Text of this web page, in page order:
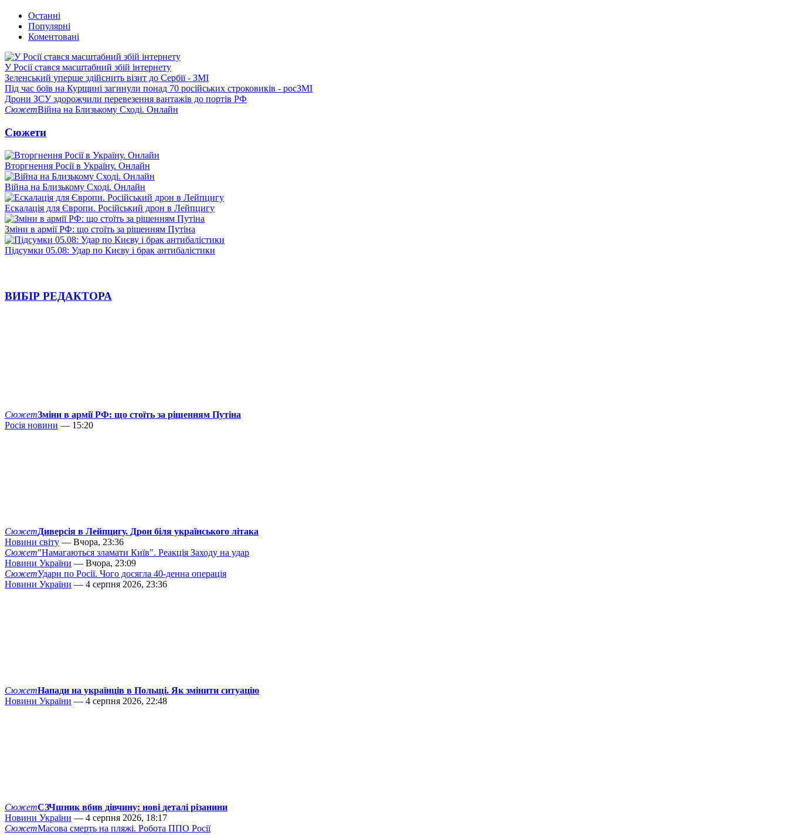
Останні
Популярні
Коментовані
У Росії стався масштабний збій інтернету
Зеленський уперше здійснить візит до Сербії - ЗМІ
Під час боїв на Курщині загинули понад 70 російських строковиків - росЗМІ
Дрони ЗСУ здорожчили перевезення вантажів до портів РФ
СюжетВійна на Близькому Сході. Онлайн
Сюжети
Вторгнення Росії в Україну. Онлайн
Війна на Близькому Сході. Онлайн
Ескалація для Європи. Російський дрон в Лейпцигу
Зміни в армії РФ: що стоїть за рішенням Путіна
Підсумки 05.08: Удар по Києву і брак антибалістики
ВИБІР РЕДАКТОРА
СюжетЗміни в армії РФ: що стоїть за рішенням Путіна
Росія новини — 15:20
СюжетДиверсія в Лейпцигу. Дрон біля українського літака
Новини світу — Вчора, 23:36
Сюжет"Намагаються зламати Київ". Реакція Заходу на удар
Новини України — Вчора, 23:09
СюжетУдари по Росії. Чого досягла 40-денна операція
Новини України — 4 серпня 2026, 23:36
СюжетНапади на українців в Польщі. Як змінити ситуацію
Новини України — 4 серпня 2026, 22:48
СюжетСЗЧшник вбив дівчину: нові деталі різанини
Новини України — 4 серпня 2026, 18:17
СюжетМасова смерть на пляжі. Робота ППО Росії